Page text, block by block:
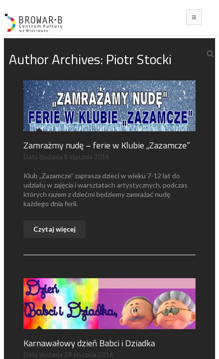
Author Archives: Piotr Stocki
Zamrażmy nudę – ferie w Klubie „Zazamcze”
Data dodania 8 stycznia 2016
Klub „Zazamcze” zaprasza dzieci w wieku 7-12 lat do
udziału w zajęcia i warsztatach artystycznych, podczas
których razem z dziećmi będziemy zamrażać nudę
każdego dnia ferii.
Czytaj więcej
Karnawałowy dzień Babci i Dziadka
Data dodania 24 stycznia 2016